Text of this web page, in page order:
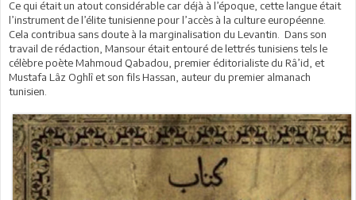
Ce qui était un atout considérable car déjà à l’époque, cette langue était
l’instrument de l’élite tunisienne pour l’accès à la culture européenne.
Cela contribua sans doute à la marginalisation du Levantin. Dans son
travail de rédaction, Mansour était entouré de lettrés tunisiens tels le
célèbre poète Mahmoud Qabadou, premier éditorialiste du Râ’id, et
Mustafa Lâz Oghlî et son fils Hassan, auteur du premier almanach
tunisien.